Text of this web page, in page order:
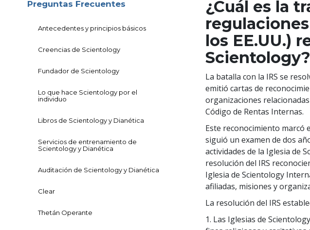
¿Cuál es la
los EE.UU.)
Scientology?
La batalla con la IRS se
emitió cartas de
organizaciones
Código de Rentas Internas.
Este reconocimiento marcó
siguió un examen de dos
actividades de la Iglesia de
resolución del IRS
Iglesia de Scientology
afiliadas, misiones y
La resolución del IRS
1. Las Iglesias de
Preguntas Frecuentes
Antecedentes y principios básicos
Creencias de Scientology
Fundador de Scientology
Lo que hace Scientology por el
individuo
Libros de Scientology y Dianética
Servicios de entrenamiento de
Scientology y Dianética
Auditación de Scientology y Dianética
Clear
Thetán Operante